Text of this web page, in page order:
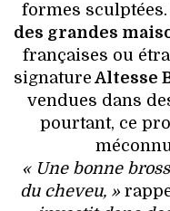
formes
des grandes
françaises ou
signature Altesse
vendues dans
pourtant, ce
« Une bonne
du cheveu, »